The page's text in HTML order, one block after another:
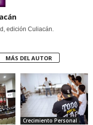
edición Culiacán.
MÁS DEL AUTOR
Crecimiento Personal